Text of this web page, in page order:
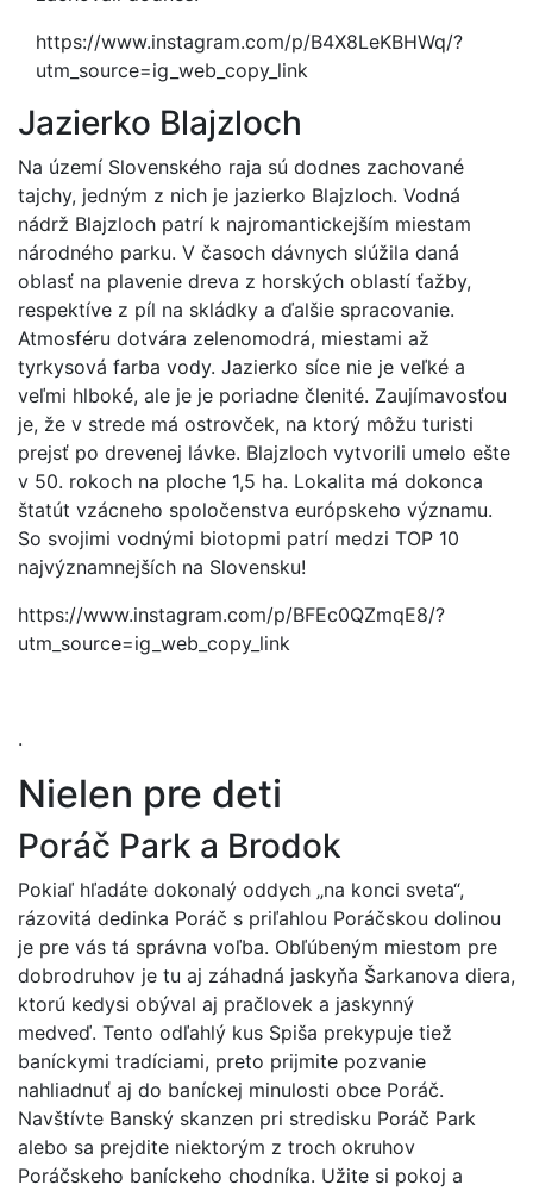
https://www.instagram.com/p/B4X8LeKBHWq/?
utm_source=ig_web_copy_link
Jazierko Blajzloch
Na území Slovenského raja sú dodnes zachované
tajchy, jedným z nich je jazierko Blajzloch. Vodná
nádrž Blajzloch patrí k najromantickejším miestam
národného parku. V časoch dávnych slúžila daná
oblasť na plavenie dreva z horských oblastí ťažby,
respektíve z píl na skládky a ďalšie spracovanie.
Atmosféru dotvára zelenomodrá, miestami až
tyrkysová farba vody. Jazierko síce nie je veľké a
veľmi hlboké, ale je je poriadne členité. Zaujímavosťou
je, že v strede má ostrovček, na ktorý môžu turisti
prejsť po drevenej lávke. Blajzloch vytvorili umelo ešte
v 50. rokoch na ploche 1,5 ha. Lokalita má dokonca
štatút vzácneho spoločenstva európskeho významu.
So svojimi vodnými biotopmi patrí medzi TOP 10
najvýznamnejších na Slovensku!
https://www.instagram.com/p/BFEc0QZmqE8/?
utm_source=ig_web_copy_link
.
Nielen pre deti
Poráč Park a Brodok
Pokiaľ hľadáte dokonalý oddych „na konci sveta“,
rázovitá dedinka Poráč s priľahlou Poráčskou dolinou
je pre vás tá správna voľba. Obľúbeným miestom pre
dobrodruhov je tu aj záhadná jaskyňa Šarkanova diera,
ktorú kedysi obýval aj pračlovek a jaskynný
medveď. Tento odľahlý kus Spiša prekypuje tiež
baníckymi tradíciami, preto prijmite pozvanie
nahliadnuť aj do baníckej minulosti obce Poráč.
Navštívte Banský skanzen pri stredisku Poráč Park
alebo sa prejdite niektorým z troch okruhov
Poráčskeho baníckeho chodníka. Užite si pokoj a